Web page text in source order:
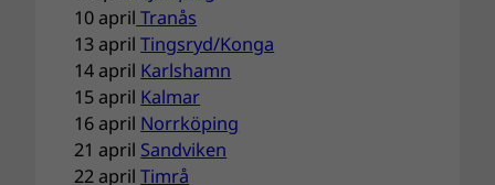
10 april Tranås
13 aprilTingsryd/Konga
14 april Karlshamn
15 april Kalmar
16 april Norrköping
21 april Sandviken
22 aprilTimrå